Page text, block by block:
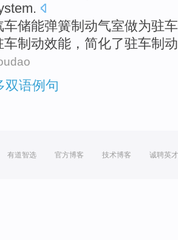
车储能弹簧制动气室做为驻车
车制动效能 ， 简化了驻车制
双语例句
有道智选 官方博客 技术博客 诚聘英才